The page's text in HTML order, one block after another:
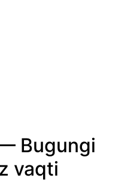
Bugungi
vaqti